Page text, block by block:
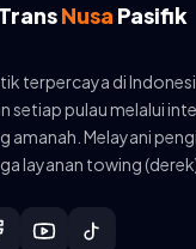
Nusa Pasifik
terpercaya di
setiap pulau melalui
amanah. Melayani
layanan towing